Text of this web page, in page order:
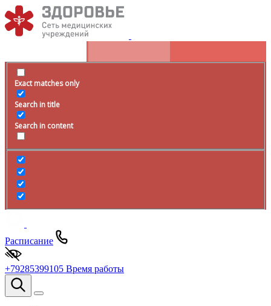
Exact matches only
Search in title
Search in content
Расписание
+79285399105 Время работы